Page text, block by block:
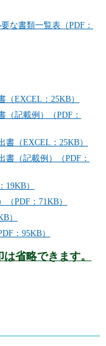
な書類一覧表（PDF：
EXCEL：25KB）
（記載例）（PDF：
書（EXCEL：25KB）
書（記載例）（PDF：
19KB）
PDF：71KB）
）
：95KB）
省略できます。